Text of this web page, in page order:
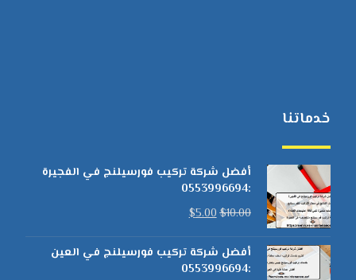
خدماتنا
أفضل شركة تركيب فورسيلنج في الفجيرة
:0553996694
$10.00
$5.00
أفضل شركة تركيب فورسيلنج في العين
:0553996694